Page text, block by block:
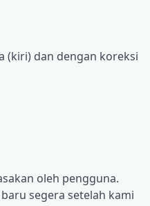
(kiri) dan dengan koreksi
oleh pengguna.
segera setelah kami